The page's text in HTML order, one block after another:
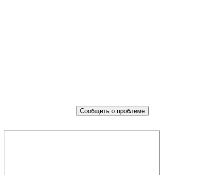
Сообщить о проблеме